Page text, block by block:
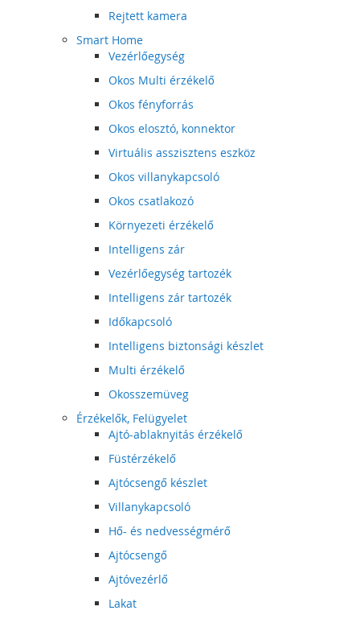
Rejtett kamera
Smart Home
Vezérlőegység
Okos Multi érzékelő
Okos fényforrás
Okos elosztó, konnektor
Virtuális asszisztens eszköz
Okos villanykapcsoló
Okos csatlakozó
Környezeti érzékelő
Intelligens zár
Vezérlőegység tartozék
Intelligens zár tartozék
Időkapcsoló
Intelligens biztonsági készlet
Multi érzékelő
Okosszemüveg
Érzékelők, Felügyelet
Ajtó-ablaknyitás érzékelő
Füstérzékelő
Ajtócsengő készlet
Villanykapcsoló
Hő- és nedvességmérő
Ajtócsengő
Ajtóvezérlő
Lakat